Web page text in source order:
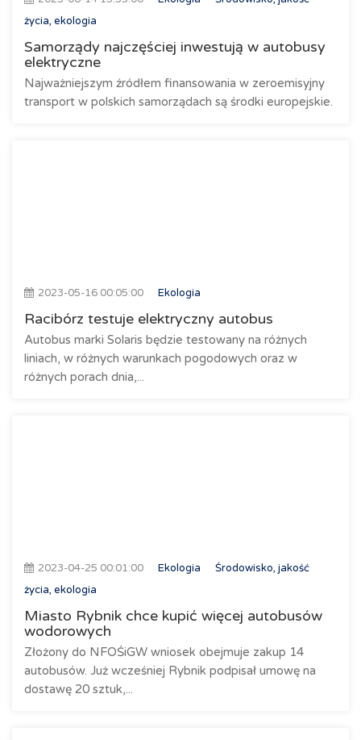
życia, ekologia
Samorządy najczęściej inwestują w autobusy
elektryczne
Najważniejszym źródłem finansowania w zeroemisyjny
transport w polskich samorządach są środki europejskie.
2023-05-16 00:05:00 Ekologia
Racibórz testuje elektryczny autobus
Autobus marki Solaris będzie testowany na różnych
liniach, w różnych warunkach pogodowych oraz w
różnych porach dnia,...
2023-04-25 00:01:00 Ekologia
Środowisko, jakość
życia, ekologia
Miasto Rybnik chce kupić więcej autobusów
wodorowych
Złożony do NFOŚiGW wniosek obejmuje zakup 14
autobusów. Już wcześniej Rybnik podpisał umowę na
dostawę 20 sztuk,...